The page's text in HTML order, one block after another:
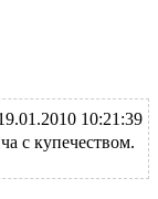
10:21:39
с купечеством.